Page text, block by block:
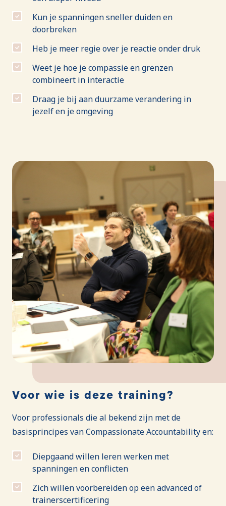
Kun je spanningen sneller duiden en
doorbreken
Heb je meer regie over je reactie onder druk
Weet je hoe je compassie en grenzen
combineert in interactie
Draag je bij aan duurzame verandering in
jezelf en je omgeving
Voor wie is deze training?
Voor professionals die al bekend zijn met de
basisprincipes van Compassionate Accountability en:
Diepgaand willen leren werken met
spanningen en conflicten
Zich willen voorbereiden op een advanced of
trainerscertificering